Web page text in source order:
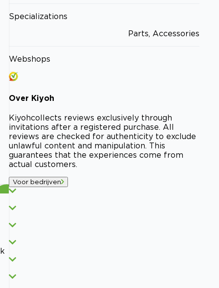
Specializations
Parts, Accessories
Webshops
Over Kiyoh
Kiyohcollects reviews exclusively through
invitations after a registered purchase. All
reviews are checked for authenticity to exclude
unlawful content and manipulation. This
guarantees that the experiences come from
actual customers.
Voor bedrijven